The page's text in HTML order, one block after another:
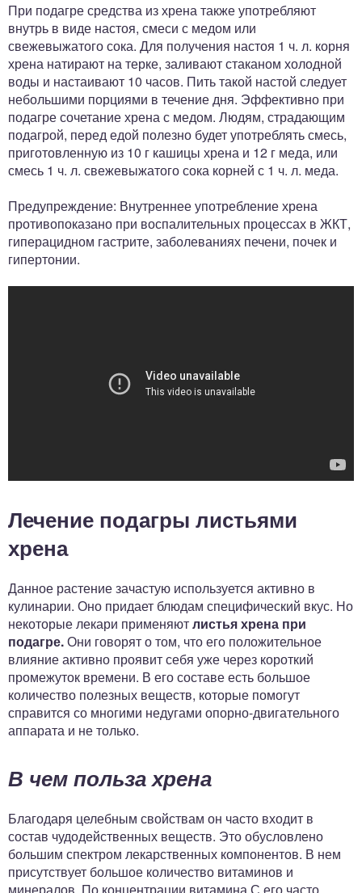
При подагре средства из хрена также употребляют
внутрь в виде настоя, смеси с медом или
свежевыжатого сока. Для получения настоя 1 ч. л. корня
хрена натирают на терке, заливают стаканом холодной
воды и настаивают 10 часов. Пить такой настой следует
небольшими порциями в течение дня. Эффективно при
подагре сочетание хрена с медом. Людям, страдающим
подагрой, перед едой полезно будет употреблять смесь,
приготовленную из 10 г кашицы хрена и 12 г меда, или
смесь 1 ч. л. свежевыжатого сока корней с 1 ч. л. меда.
Предупреждение: Внутреннее употребление хрена
противопоказано при воспалительных процессах в ЖКТ,
гиперацидном гастрите, заболеваниях печени, почек и
гипертонии.
Лечение подагры листьями
хрена
Данное растение зачастую используется активно в
кулинарии. Оно придает блюдам специфический вкус. Но
некоторые лекари применяютлистья хрена при
подагре.Они говорят о том, что его положительное
влияние активно проявит себя уже через короткий
промежуток времени. В его составе есть большое
количество полезных веществ, которые помогут
справится со многими недугами опорно-двигательного
аппарата и не только.
В чем польза хрена
Благодаря целебным свойствам он часто входит в
состав чудодейственных веществ. Это обусловлено
большим спектром лекарственных компонентов. В нем
присутствует большое количество витаминов и
минералов. По концентрации витамина С его часто